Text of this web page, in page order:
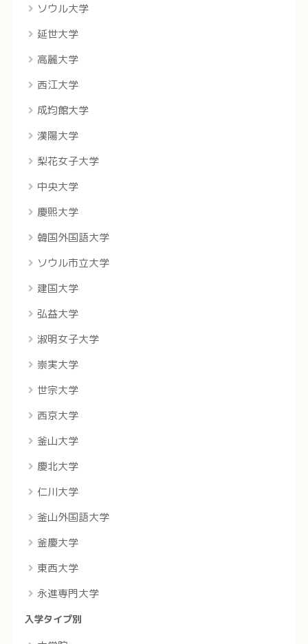
ソウル大学
延世大学
高麗大学
西江大学
成均館大学
漢陽大学
梨花女子大学
中央大学
慶煕大学
韓国外国語大学
ソウル市立大学
建国大学
弘益大学
淑明女子大学
崇実大学
世宗大学
西京大学
釜山大学
慶北大学
仁川大学
釜山外国語大学
釜慶大学
東西大学
永進専門大学
入学タイプ別